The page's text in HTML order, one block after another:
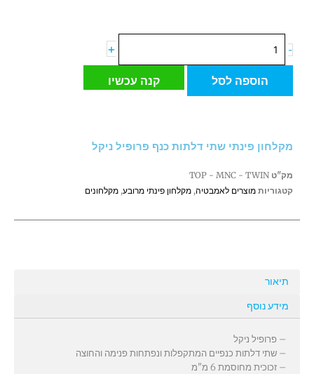
-
של
פינתי
פרופיל
+
הוספה לסל קנה עכשיו
מקלחון פינתי שתי דלתות כנף פרופיל ניקל
מק"ט TOP - MNC - TWIN
קטגוריות מוצרים לאמבטיה, מקלחון פינתי מרובע, מקלחונים
תיאור
מידע נוסף
– פרופיל ניקל
– שתי דלתות כנפיים המתקפלות ונפתחות פנימה והחוצה
– זכוכית מחוסמת 6 מ"מ